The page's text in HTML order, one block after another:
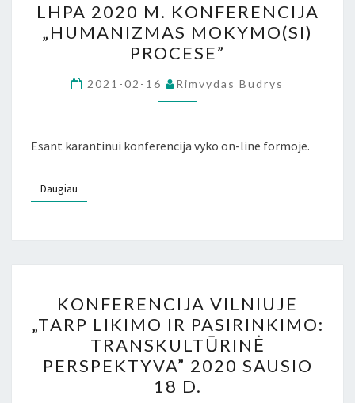
2020
M.
KONFERENCIJA
„HUMANIZMAS
MOKYMO(SI)
LHPA 2020 M. KONFERENCIJA
„HUMANIZMAS MOKYMO(SI)
PROCESE”
2021-02-16 Rimvydas Budrys
Esant karantinui konferencija vyko on-line formoje.
Daugiau
VILNIUJE
„TARP
LIKIMO
IR
PASIRINKIMO:
KONFERENCIJA VILNIUJE
„TARP LIKIMO IR PASIRINKIMO:
TRANSKULTŪRINĖ
PERSPEKTYVA” 2020 SAUSIO
18 D.